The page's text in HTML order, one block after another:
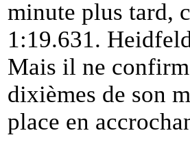
minute plus tard,
1:19.631.
Mais il ne
dixièmes de son
place en